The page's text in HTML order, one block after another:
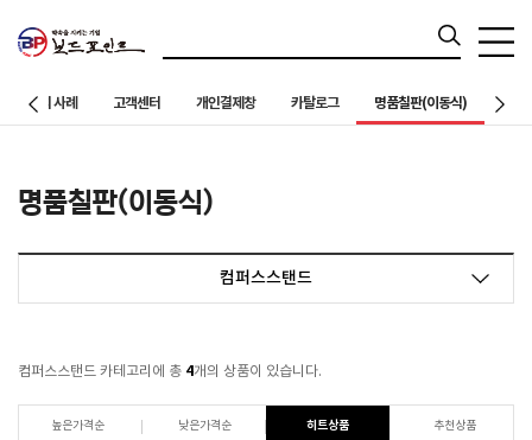
칠판설치 사례 고객센터 개인결제창 카탈로그 명품칠판(이동식)
명품칠판(이동식)
컴퍼스스탠드
컴퍼스스탠드 카테고리에 총 4개의 상품이 있습니다.
높은가격순 낮은가격순 히트상품 추천상품